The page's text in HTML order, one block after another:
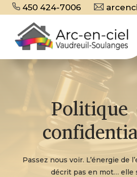
450 424-7006
Politique
Passez nous voir. L’énergie de
décrit pas en mot… elle